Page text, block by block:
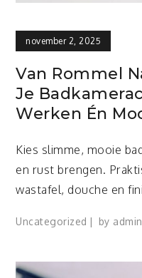
november 2, 2025
Van Rommel
Je
Werken Én
Kies slimme, mooie
en rust brengen.
wastafel, douche en
Uncategorized by admin